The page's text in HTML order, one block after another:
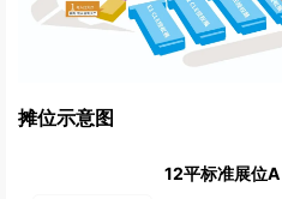
摊位示意图
12平标准展位